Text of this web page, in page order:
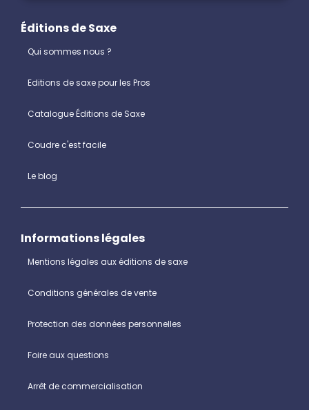
Éditions de Saxe
Qui sommes nous ?
Editions de saxe pour les Pros
Catalogue Éditions de Saxe
Coudre c'est facile
Le blog
Informations légales
Mentions légales aux éditions de saxe
Conditions générales de vente
Protection des données personnelles
Foire aux questions
Arrêt de commercialisation